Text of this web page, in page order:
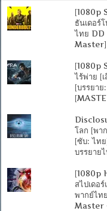
[1080p
ธันเดอร์
ไทย DD
Master]
[1080p
ไร้พ่าย [
[บรรยา
โลก [พา
[ซับ: ไท
บรรยาย
[1080p
สไปเดอ
พากย์ไท
Master